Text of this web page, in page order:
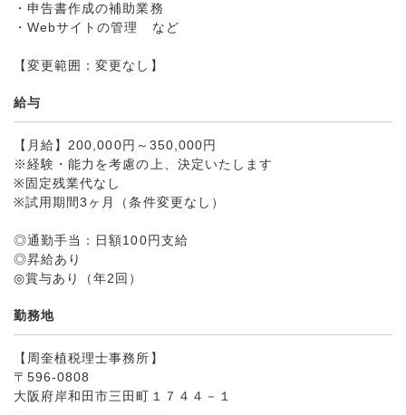
・申告書作成の補助業務
・Webサイトの管理 など
【変更範囲：変更なし】
給与
【月給】200,000円～350,000円
※経験・能力を考慮の上、決定いたします
※固定残業代なし
※試用期間3ヶ月（条件変更なし）
◎通勤手当：日額100円支給
◎昇給あり
◎賞与あり（年2回）
勤務地
【周奎植税理士事務所】
〒596-0808
大阪府岸和田市三田町１７４４－１